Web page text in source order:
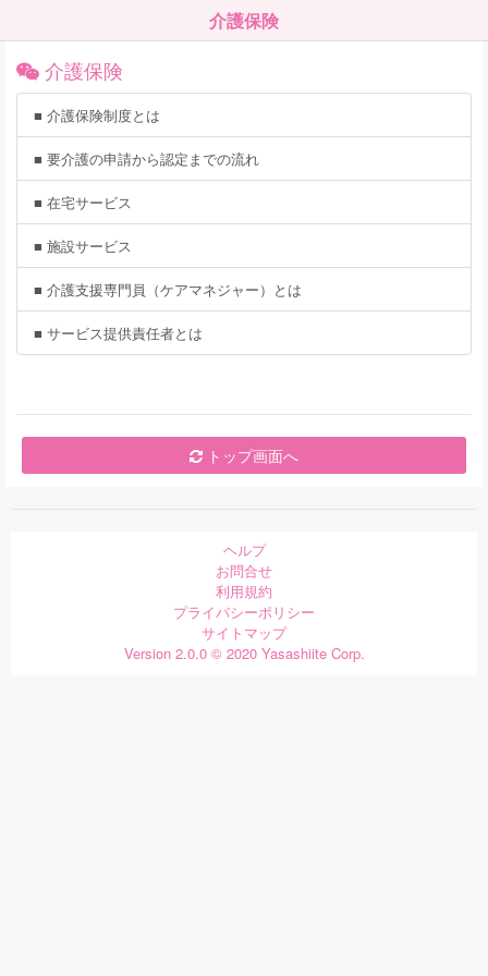
介護保険
介護保険
■ 介護保険制度とは
■ 要介護の申請から認定までの流れ
■ 在宅サービス
■ 施設サービス
■ 介護支援専門員（ケアマネジャー）とは
■ サービス提供責任者とは
トップ画面へ
ヘルプ
お問合せ
利用規約
プライバシーポリシー
サイトマップ
Version 2.0.0 © 2020 Yasashiite Corp.